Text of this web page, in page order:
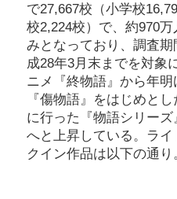
で27,667校（小学校
校2,224校）で、約970
みとなっており、調査
成28年3月末までを対象
ニメ『終物語』から年
『傷物語』をはじめと
に行った『物語シリー
へと上昇している。ラ
クイン作品は以下の通り